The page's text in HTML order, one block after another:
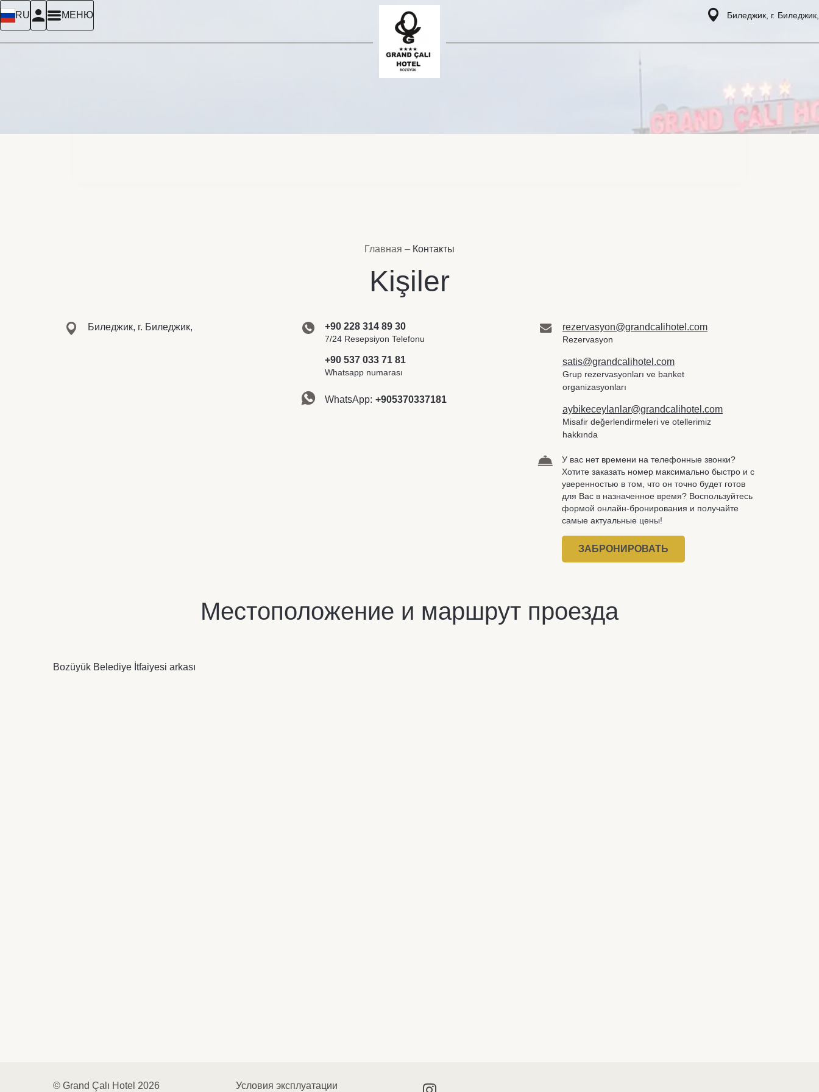
RU МЕНЮ Биледжик, г. Биледжик,
Главная – Контакты
Kişiler
Биледжик, г. Биледжик, +90 228 314 89 30
7/24 Resepsiyon Telefonu
+90 537 033 71 81
Whatsapp numarası
WhatsApp: +905370337181
rezervasyon@grandcalihotel.com
Rezervasyon
satis@grandcalihotel.com
Grup rezervasyonları ve banket
organizasyonları
aybikeceylanlar@grandcalihotel.com
Misafir değerlendirmeleri ve otellerimiz
hakkında
У вас нет времени на телефонные звонки?
Хотите заказать номер максимально быстро и с
уверенностью в том, что он точно будет готов
для Вас в назначенное время? Воспользуйтесь
формой онлайн-бронирования и получайте
самые актуальные цены!
ЗАБРОНИРОВАТЬ
Местоположение и маршрут проезда
Bozüyük Belediye İtfaiyesi arkası
© Grand Çalı Hotel 2026 Условия эксплуатации